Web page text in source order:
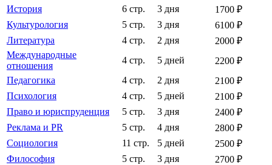
История 6 стр. 3 дня
1700 ₽
Культурология
5 стр. 3 дня
6100 ₽
Литература
4 стр. 2 дня
2000 ₽
Международные
отношения
4 стр. 5 дней
2200 ₽
Педагогика
4 стр. 2 дня
2100 ₽
Психология
4 стр. 5 дней
2100 ₽
Право и юриспруденция
5 стр. 3 дня
2400 ₽
Реклама и PR
5 стр. 4 дня
2800 ₽
Социология
11 стр. 5 дней
2500 ₽
Философия
5 стр. 3 дня
2700 ₽